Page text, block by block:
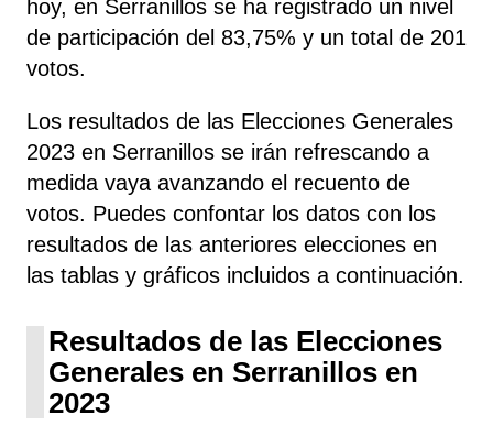
hoy, en Serranillos se ha registrado un nivel
de participación del 83,75% y un total de 201
votos.
Los resultados de las Elecciones Generales
2023 en Serranillos se irán refrescando a
medida vaya avanzando el recuento de
votos. Puedes confontar los datos con los
resultados de las anteriores elecciones en
las tablas y gráficos incluidos a continuación.
Resultados de las Elecciones
Generales en Serranillos en
2023